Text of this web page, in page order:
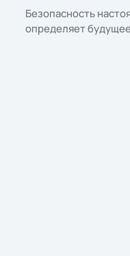
Безопасность
определяет будущее